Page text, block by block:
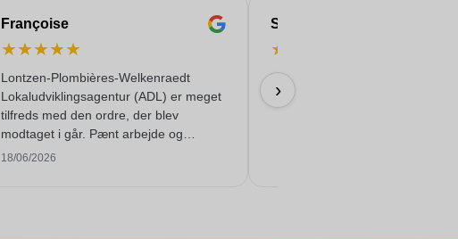
Françoise
★★★★★
Lontzen-Plombières-Welkenraedt
Lokaludviklingsagentur (ADL) er meget
tilfreds med den ordre, der blev
modtaget i går. Pænt arbejde og
kvalitetsservice!
18/06/2026
Serife
★
Hurtigt & pålideligt & kvalitet
18/06/2026
›